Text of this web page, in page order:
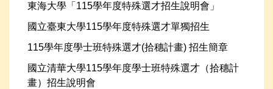
東海大學「115學年度特殊選才招生說明會」
國立臺東大學115學年度特殊選才單獨招生
115學年度學士班特殊選才(拾穗計畫) 招生簡章
國立清華大學115學年度學士班特殊選才（拾穗計
畫）招生說明會